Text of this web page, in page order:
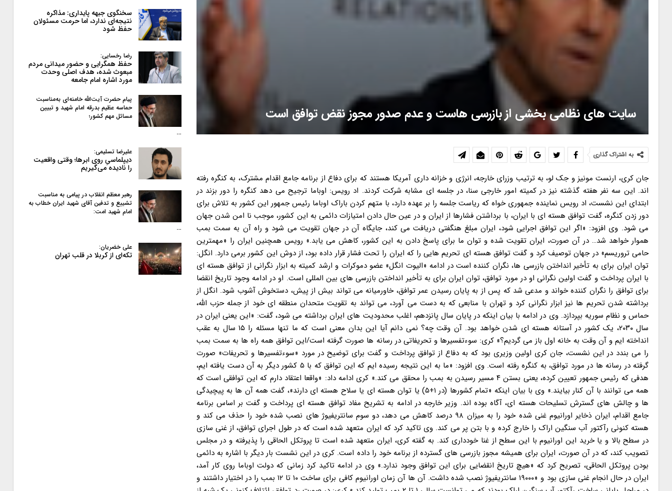
سایت های نظامی بخشی از بازرسی هاست و عدم صدور مجوز نقض توافق است
به اشتراک گذاری
جان کری، ارنست مونیز و جک لو، به ترتیب وزرای خارجه، انرژی و خزانه داری آمریکا هستند که برای دفاع از برنامه جامع اقدام مشترک، به کنگره رفته اند. این سه نفر هفته گذشته نیز در کمیته امور خارجی سنا، در جلسه ای مشابه شرکت کردند. اد رویس: اوباما ترجیح می دهد کنگره را دور بزند در ابتدای این نشست، اد رویس نماینده جمهوری خواه که ریاست جلسه را بر عهده دارد، با متهم کردن باراک اوباما رئیس جمهور این کشور به تلاش برای دور زدن کنگره، گفت توافق هسته ای با ایران، با برداشتن فشارها از ایران و در عین حال دادن امتیازات دائمی به این کشور، موجب نا امن شدن جهان می شود. وی افزود: «اگر این توافق اجرایی شود، ایران مبلغ هنگفتی دریافت می کند، جایگاه آن در جهان تقویت می شود و راه آن به سمت بمب هموار خواهد شد… در آن صورت، ایران تقویت شده و توان ما برای پاسخ دادن به این کشور، کاهش می یابد.» رویس همچنین ایران را «مهمترین حامی تروریسم» در جهان توصیف کرد و گفت توافق هسته ای تحریم هایی را که ایران را تحت فشار قرار داده بود، از دوش این کشور برمی دارد. انگل: توان ایران برای به تأخیر انداختن بازرسی ها، نگران کننده است در ادامه «الیوت انگل» عضو دموکرات و ارشد کمیته به ابزار نگرانی از توافق هسته ای با ایران پرداخت و گفت اولین نگرانی او در مورد توافق، توان ایران برای به تأخیر انداختن بازرسی های بین المللی است. او در ادامه وجود تاریخ انقضا برای توافق را نگران کننده خواند و مدعی شد که پس از به پایان رسیدن عمر توافق، خاورمیانه می تواند بیش از پیش، دستخوش آشوب شود. انگل از برداشته شدن تحریم ها نیز ابزار نگرانی کرد و تهران با منابعی که به دست می آورد، می تواند به تقویت متحدان منطقه ای خود از جمله حزب الله، حماس و نظام سوریه بپردازد. وی در ادامه با بیان اینکه در پایان سال پانزدهم، اغلب محدودیت های ایران برداشته می شود، گفت: «این یعنی ایران در سال ۲۰۳۰، یک کشور در آستانه هسته ای شدن خواهد بود. آن وقت چه؟ نمی دانم آیا این بدان معنی است که ما تنها مسئله را ۱۵ سال به عقب انداخته ایم و آن وقت به خانه اول باز می گردیم؟» کری: سوءتفسیرها و تحریفاتی در رسانه ها صورت گرفته است/این توافق همه راه ها به سمت بمب را می بندد در این نشست، جان کری اولین وزیری بود که به دفاع از توافق پرداخت و گفت برای توضیح در مورد «سوءتفسیرها و تحریفات» صورت گرفته در رسانه ها در مورد توافق، به کنگره رفته است. وی افزود: «ما به این نتیجه رسیده ایم که این توافق که با ۵ کشور دیگر به آن دست یافته ایم، هدفی که رئیس جمهور تعیین کرده، یعنی بستن ۴ مسیر رسیدن به بمب را محقق می کند.» کری ادامه داد: «واقعا اعتقاد دارم که این توافقی است که همه می توانند با آن کنار بیایند.» وی با بیان اینکه «تمام کشورها (در ۱+۵) یا توان هسته ای یا سلاح هسته ای دارند»، گفت همه آن ها به پیچیدگی ها و چالش های گسترش تسلیحات هسته ای، آگاه بوده اند. وزیر خارجه در ادامه به تشریح مفاد توافق هسته ای پرداخت و گفت بر اساس برنامه جامع اقدام، ایران ذخایر اورانیوم غنی شده خود را به میزان ۹۸ درصد کاهش می دهد، دو سوم سانتریفیوژ های نصب شده خود را حذف می کند و هسته کنونی رآکتور آب سنگین اراک را خارج کرده و با بتن پر می کند. وی تاکید کرد که ایران متعهد شده است که در طول اجرای توافق، از غنی سازی در سطح بالا و یا خرید این اورانیوم با این سطح از غنا خودداری کند. به گفته کری، ایران متعهد شده است تا پروتکل الحاقی را پذیرفته و در مجلس تصویب کند، که در آن صورت، ایران برای همیشه مجوز بازرسی های گسترده از برنامه خود را داده است. کری در این نشست بار دیگر با اشاره به دائمی بودن پروتکل الحاقی، تصریح کرد که «هیچ تاریخ انقضایی برای این توافق وجود ندارد.» وی در ادامه تاکید کرد زمانی که دولت اوباما روی کار آمد، ایران در حال انجام غنی سازی بود و «۱۹۰۰۰ سانتریفیوژ نصب شده داشت. آن ها آن زمان اورانیوم کافی برای ساخت ۱۰ تا ۱۲ بمب را در اختیار داشتند و در مراحل پایانی ساخت رآکتور آب سنگین اراک بودند که می توانست سالی ۱ تا ۲ بمب تولید کند.» کری: در صورت رد توافق، ائتلاف کنونی یک شبه از بین می رود وزیر خارجه آمریکا به تشریح مفهوم زمان گریز نیز پرداخت و گفت معادله مد نظر آمریکا برای محاسبه زمان گریز «بسیار محافظه کارانه است.» به گفته وی، این زمان تنها مربوط به زمان لازم برای رسیدن به مواد کافی برای ساخت یک بمب بالقوه است و در آن زمان تست و دیگر موارد در نظر گرفته نشده است. کری همچنین به تبعات رد توافق نیز اشاره کرد و گفت در آن صورت «حمایت دیپلماتیکی که حالا به واسطه توافق داریم، یک شبه از میان می رود، چراکه ما میز را ترک کرده ایم.» وی افزود: «من می شنوم که برخی می گویند که ایران باید تمام تاسیسات هسته ای خود را برچیند. اما این اتفاق در دولت (جورج) بوش هم که به دنبال به صفر رساندن غنی سازی بود، رخ نداد، آن هم زمانی که آن ها تعداد اندکی سانتریفیوژ داشتند و ناگهان چشم بازکردند و دیدند تهران هزاران سانتریفیوژ دارد.» کری در ادامه تصریح کرد که آمریکا اکنون دو گزینه پیش رو دارد، یا اینکه به توافق دیپلماتیک با ایران پایبند بماند و در عین حال بازرسی ها و دسترسی های گسترده داشته باشد، یا اینکه به توافق پشت پا بزند، که در آن صورت ایران برنامه خود را از سر می گیرد، بدون آنکه محدودیت یا بازرسی وجود داشته باشد. اوباما تنها رئیس جمهوری است که برای حمله به تاسیسات ایران، دستور ساخت بمب داد کری در ادامه با بیان اینکه رئیس جمهور آمریکا به صراحت اعلام کرده است که اجازه دستیابی ایران به بمب را نمی دهد، گفت: «رئیس جمهور اوباما، تنها رئیس جمهوری بود که سفارش ساخت جنگ افزاری را داد که بتواند تأسیسات هسته ای ایران را هدف قرار داد و آن را آماده کرد.» وی با این حال تأکید کرد که ایران به دانش غنی سازی دست یافته و به چرخه سوخت مسلط شده است، به همین جهت «شما نمی توانید این دانش را بمباران کنید.» کری تصریح کرد که در صورت بمباران، ساختار تحریم ها از بین می رود، چراکه این آمریکا بوده است که میز توافق را ترک کرده است. اما در صورتی که واشنگتن به توافق پایبند بماند، ایران هرگز نخواهد توانست به سمت بمب حرکت کند، «چراکه ما می دانیم فعالیت صلح آمیز نیازمند نظارت ۲۴ ساعته است» و اگر تهران برای رسیدن به بمب تلاش کند، «ما متوجه خواهیم شد.» او با این وجود، با بیان اینکه اگر آمریکا توافق هسته ای را رد کند، «۱۰ یا ۱۵ سال آینده همین فردا فرا می رسد… اما می خواهم تأکید کنم که (با بودن توافق) ما ۱۰ سال، ۱۵ سال، ۲۵ سال دیگر هم همین گزینه هایی را که امروز در اختیار داریم، در اختیار خواهیم داشت.» وزیر خارجه آمریکا با اشاره به اینکه «همکاری های امنیتی ما با اسرائیل بی سابقه است»، گفت واشنگتن همچنان بر حضور قدرتمند در خلیج فارس و هماهنگی های امنیتی با کشورهای عرب حاشیه خلیج فارس، تأکید دارد. مونیز: ۹ آزمایشگاه در ۷ ایالت آمریکا در توافق دخیل بودند/تفاهم لوزان در وین تقویت شد در ادامه ارنست مونیز وزیر انرژی آمریکا به دفاع از توافق پرداخت و گفت در طول مذاکرات، «۹ آزمایشگاه در ۷ ایالت آمریکا» برای تحلیل برنامه هسته ای ایران و پیشتیبانی فنی از مذاکرات با ایران، دخیل بودند. وی افزود: «به همین دلیل است که جزئیات فنی این توافق کاملا قرص و محکم است و بر اساس آن، دستکم یک سال طول می کشد تا ایران به مواد لازم برای ساخت یکی بمب دست یابد.» مونیز در ادامه با تشریح مفاد فنی توافق از جمله وضعیت رآکتور اراک و همچنین محدودیت ها بر غنی سازی و تحقیقات توسعه و نهایتا محدودیت های ۲۰ و ۲۵ ساله بر چرخه تامین اورانیوم ایران، گفت در توافقی که در وین حاصل شد، برخی مولفه های تفاهم لوزان، تقویت شده است. عدم استفاده از منابع نوترونی و همچنین عدم متالورژی اورانیوم یا پلوتونیوم از جمله مواردی است که مونیز از آن ها به عنوان نقاط تقویت شده تفاهم لوزان نام برد. وی در ادامه تأکید کرد که برجام، «توافقی خوب برای ما، متحدان ما و کل جهان است.» او در پایان این بخش از اظهاراتش به نامه ۷ تن از سفرای آمریکا در تل آویو و معاون سابق وزیر خارجه این کشور به کنگره اشاره کرد که از قانونگذاران آمریکایی خواسته اند توافق با ایران را تصویب کنند. لو: آمریکا می تواند تحریم ها را بازگرداند جک لو هم در ادامه به صحبت در مورد توافق پرداخت و در پاسخ به کسانی که از آزاد شدن منابع مالی ایران انتقاد می کنند، گفت هدف از این مذاکرات از ابتدا تغییر رفتار هسته ای ایران بوده است. وی همچنین تصریح کرد که «هیچ امتیاز به هنگام امضایی» وجود نخواهد داشت، و «تنها زمانی که آژانس بین المللی انرژی اتمی تائید کند که ایران به تعهدات خود عمل کرده است، رفع تحریم ها به صورت مرحله بندی شده، آغاز می شود.» وزیر خزانه داری آمریکا در ادامه با بیان اینکه در توافق هسته ای ساز و کار قدرتمندی برای بازگرداندن تحریم ها در نظر گرفته شده است، گفت در صورت نقض توافق از سوی ایران، «ایالات متحده به تنهایی می تواند بازگشت تحریم ها را اجرایی کند.» لو به اقدامات منطقه ای ایران هم اشاره کرد و با متهم کردن تهران به حمایت از تروریسم، گفت واشنگتن به فشار به ایران ادامه می دهد. او به عنوان نمونه، به تحریم هفته گذشته تعدادی از اعضای حزب الله لبنان نیز اشاره کرد و همچنین گفت: «ما سپاه و همچنین نیروی قدس را از تحریم خارج نمی کنیم.» وی همچنین گفت واشنگتن به دقت روابط ایران با متحدان منطقه ای اش پس از توافق را تحت نظر خواهد داشت. لو افزود در صورت نبود توافق، «حامی اصلی تروریسم در جهان» در آستانه دستیابی به بمب هسته ای قرار می گیرد. وزیر خزانه داری آمریکا تاکید کرد که ایران در ابتدای این توافق به تنها نیمی از دارایی های بلوکه شده خود، «یعنی کمی بیش از ۵۰ میلیارد دلار دست می یابد.» به گفته لو، حدود ۲۰ میلیارد دلار از دارایی های ایران در قرارداد با چین صرف شده و چند ده میلیارد دلار آن نیز برای وام های بلوکه شده است. وی با بیان اینکه برخی به دنبال تسلیم کامل ایران و پاسخگویی به تمام مسائل هستند، گفت این تصور که می توان توافق را رد کرد و سپس ائتلافی تشکیل داد که فشار لازم برای رسیدن به این اهداف را به ایران بیاورد، «غیرعملی خواهد بود.» کری: ایران استدلال موجهی برای درخواست لغو تحریم تسلیحاتی داشت در ادامه جان کری به پاسخ به سوالات نمایندگان پرداخت. وی در ابتدا در جواب این سوال که چرا آمریکا حاضر شده است رفع تحریم های تسلیحاتی و موشکی ایران پس از ۵ و ۸ سال را بپذیرد، گفت: «۳ کشور از جمع ۷ کشور، یعنی ایران، روسیه و چین، خواستار رفع فوری بودند. در مقابل ما، آلمان، فرانسه و بریتانیا مخالف این امر بودیم و می خواستیم تحریم باقی بماند.» وی در ادامه گفت نهایتا طرفین به یک راهکار مرضی الطرفین دست یافتند که بر اساس آن تحریم های تسلیحاتی در ۵ سال و تحریم های موشکی ظرف ۸ سال برداشته می شوند. کری افزود: «البته ایرانی ها استدلال موجهی داشتند. بر اساس قطعنامه ۱۹۲۹، که تحریم ها و ساختارشان بر اساس آن شکل گرفته، می گوید اگر ایرانی ها پای میز آمدند و مذاکره کردند، همه تحریم ها برداشته می شوند. آن ها نه تنها مذاکره کرده اند، بلکه توافق را نیز امضا کرده اند.» وی گفت در نهایت، زمانی که در پایان توافق آژانس بین المللی انرژی اتمی «جمع بندی مبسوط» خود در مورد برنامه هسته ای ایران را منتشر کند، تمامی تحریم ها برداشته می شود و به هر حال «ما محدودیتی برای آن ها نخواهیم داشت. بنابراین در نظر گرفتن این محدودیت، چیزی بود که الان می توانستیم انجام دهیم.» کری: سپاه قدس را از تحریم خارج نمی کنیم وزیر خارجه آمریکا در ادامه با بیان اینکه واشنگتن به اعمال فشار به سپاه پاسداران و نیروی قدس سپاه
سخنگوی جبهه پایداری: مذاکره
نتیجه‌ای ندارد، اما حرمت مسئولان
حفظ شود
رضا رخسایی:
حفظ همگرایی و حضور میدانی مردم
مبعوث شده، هدف اصلی وحدت
مورد اشاره امام جامعه
پیام حضرت آیت‌الله خامنه‌ای به‌مناسبت
حماسه عظیم بدرقه امام شهید و تبیین
مسائل مهم کشور؛
…
علیرضا تسلیمی:
دیپلماسیِ روی ابرها؛ وقتی واقعیت
را نادیده می‌گیریم
رهبر معظم انقلاب در پیامی به‌ مناسبت
تشییع و تدفین آقای شهید ایران خطاب به
امام شهید امت:
…
علی خضریان:
تکه‌ای از کربلا در قلب تهران